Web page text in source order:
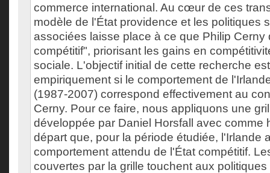
commerce international. Au cœur de ces
modèle de l'État providence et les politiques
associées laisse place à ce que Philip Cerny
compétitif", priorisant les gains en
sociale. L'objectif initial de cette recherche
empiriquement si le comportement de
(1987-2007) correspond effectivement au
Cerny. Pour ce faire, nous appliquons une
développée par Daniel Horsfall avec comme
départ que, pour la période étudiée, l'Irlande
comportement attendu de l'État compétitif.
couvertes par la grille touchent aux